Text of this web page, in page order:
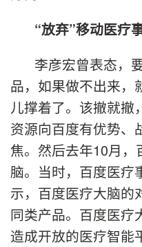
“放弃”移动医疗
李彦宏曾表态，
品，如果做不出来，
儿撑着了。该撤就撤
资源向百度有优势、
焦。然后去年10月
脑。当时，百度医疗
示，百度医疗大脑的
同类产品。百度医疗
造成开放的医疗智能